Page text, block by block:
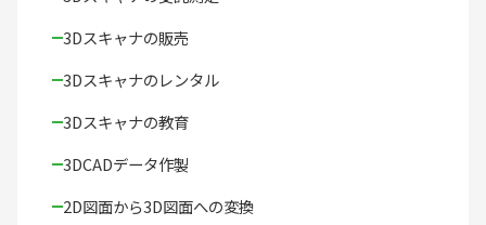
3Dスキャナの販売
3Dスキャナのレンタル
3Dスキャナの教育
3DCADデータ作製
2D図面から3D図面への変換